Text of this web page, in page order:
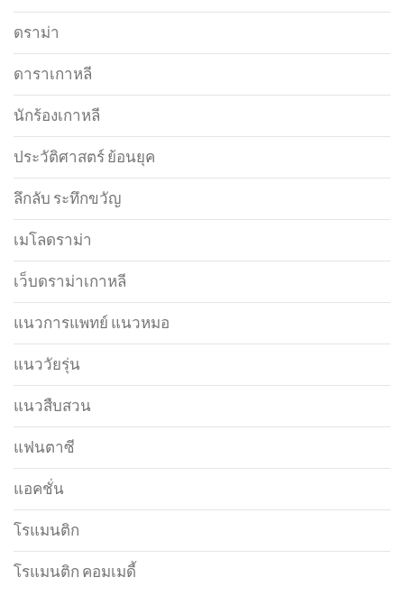
ดราม่า
ดาราเกาหลี
นักร้องเกาหลี
ประวัติศาสตร์ ย้อนยุค
ลึกลับ ระทึกขวัญ
เมโลดราม่า
เว็บดราม่าเกาหลี
แนวการแพทย์ แนวหมอ
แนววัยรุ่น
แนวสืบสวน
แฟนตาซี
แอคชั่น
โรแมนติก
โรแมนติก คอมเมดี้